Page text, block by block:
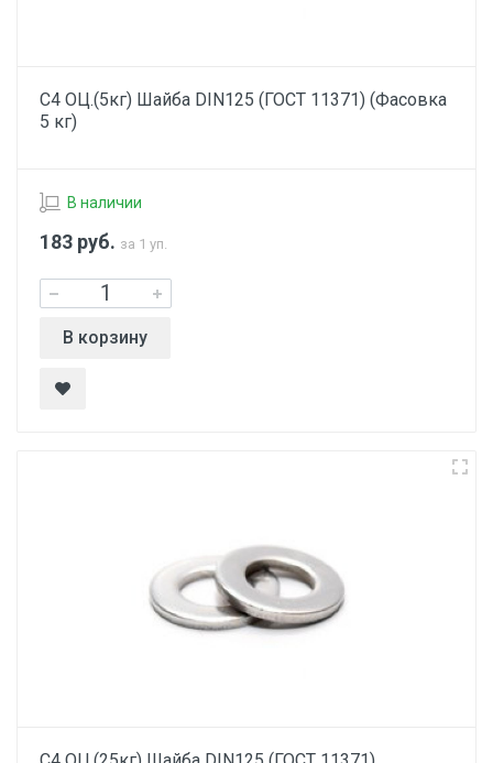
С4 ОЦ.(5кг) Шайба DIN125 (ГОСТ 11371) (Фасовка
5 кг)
В наличии
183 руб. за 1 уп.
В корзину